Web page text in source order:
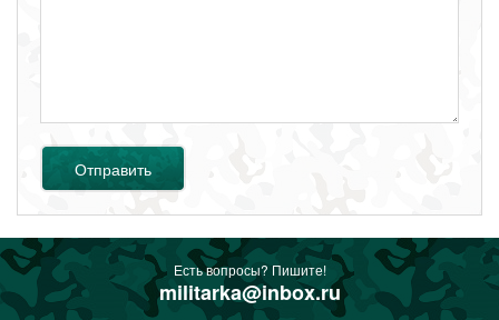
Отправить
Есть вопросы? Пишите!
militarka@inbox.ru